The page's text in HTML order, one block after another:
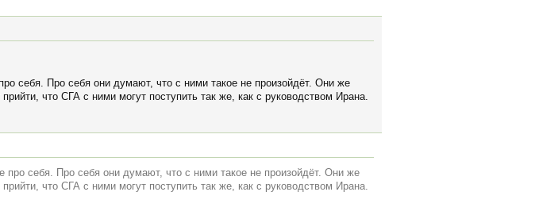
себя. Про себя они думают, что с ними такое не произойдёт. Они же
что СГА с ними могут поступить так же, как с руководством Ирана.
себя. Про себя они думают, что с ними такое не произойдёт. Они же
что СГА с ними могут поступить так же, как с руководством Ирана.